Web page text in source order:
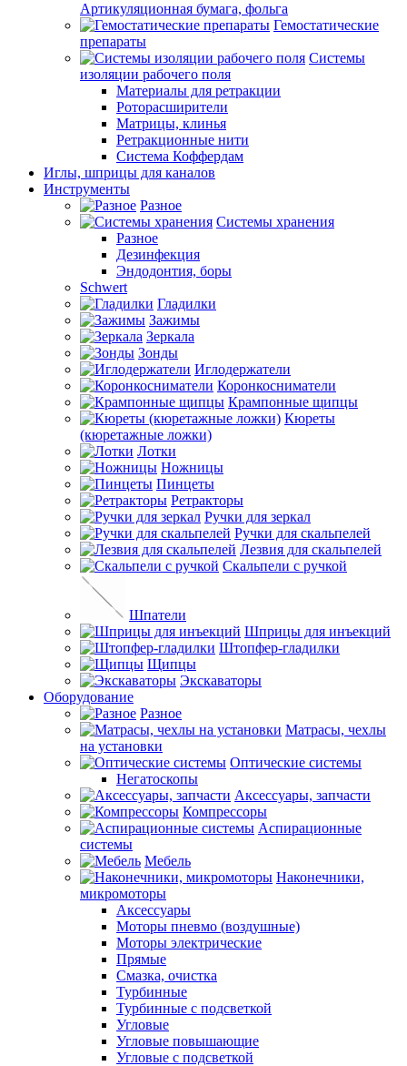
Артикуляционная бумага, фольга
Гемостатические
препараты
Системы
изоляции рабочего поля
Материалы для ретракции
Роторасширители
Матрицы, клинья
Ретракционные нити
Система Коффердам
Иглы, шприцы для каналов
Инструменты
Разное
Системы хранения
Разное
Дезинфекция
Эндодонтия, боры
Schwert
Гладилки
Зажимы
Зеркала
Зонды
Иглодержатели
Коронкосниматели
Крампонные щипцы
Кюреты
(кюретажные ложки)
Лотки
Ножницы
Пинцеты
Ретракторы
Ручки для зеркал
Ручки для скальпелей
Лезвия для скальпелей
Скальпели с ручкой
Шпатели
Шприцы для инъекций
Штопфер-гладилки
Щипцы
Экскаваторы
Оборудование
Разное
Матрасы, чехлы
на установки
Оптические системы
Негатоскопы
Аксессуары, запчасти
Компрессоры
Аспирационные
системы
Мебель
Наконечники,
микромоторы
Аксессуары
Моторы пневмо (воздушные)
Моторы электрические
Прямые
Смазка, очистка
Турбинные
Турбинные с подсветкой
Угловые
Угловые повышающие
Угловые с подсветкой